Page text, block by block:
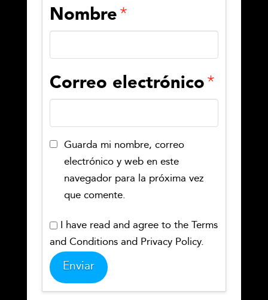
Nombre*
Correo electrónico*
Guarda mi nombre, correo
electrónico y web en este
navegador para la próxima vez
que comente.
I have read and agree to the Terms
and Conditions and Privacy Policy.